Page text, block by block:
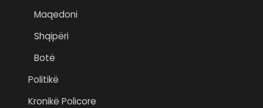
Maqedoni
Shqipëri
Botë
Politikë
Kronikë Policore